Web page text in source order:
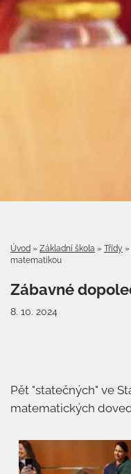
Úvod » Základní škola » Třídy »
matematikou
Zábavné
8. 10. 2024
Pět "statečných" ve
matematických